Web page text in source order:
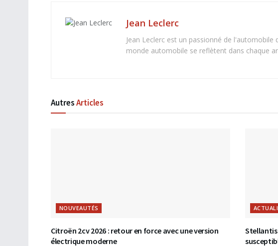
Jean Leclerc
Jean Leclerc est un passionné de
monde automobile se reflètent dans chaque
AutresArticles
NOUVEAUTÉS
Citroën 2cv 2026 : retour en force avec une version
électrique moderne
Stellantis